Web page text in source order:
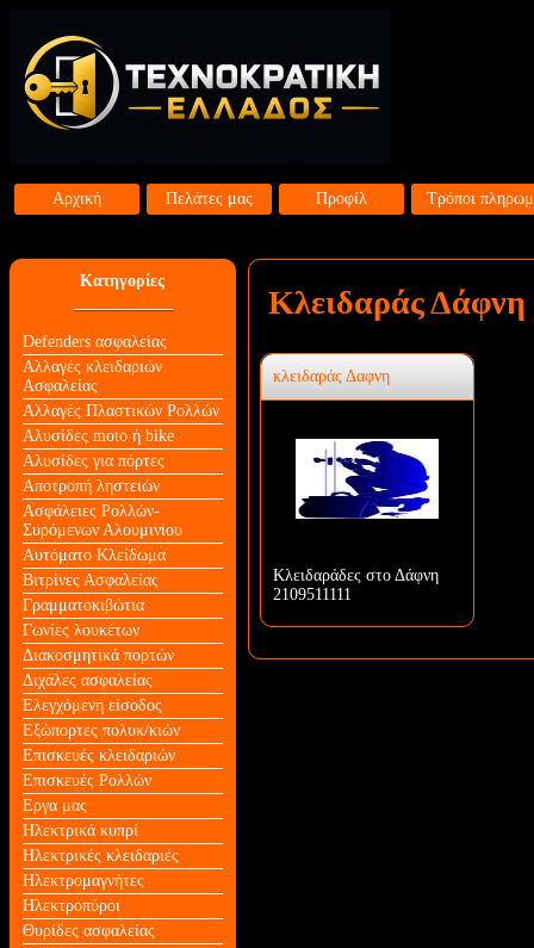
Αρχική Πελάτες μας Προφίλ Τρόποι
Κατηγορίες
Defenders ασφαλείας
Αλλαγές κλειδαριών
Aσφαλείας
Αλλαγές Πλαστικών Ρολλών
Αλυσίδες moto ή bike
Αλυσίδες για πόρτες
Αποτροπή ληστειών
Ασφάλειες Ρολλών-
Συρόμενων Αλουμινίου
Αυτόματο Κλείδωμα
Βιτρίνες Ασφαλείας
Γραμματοκιβώτια
Γωνίες λουκέτων
Διακοσμητικά πορτών
Διχάλες ασφαλείας
Ελεγχόμενη είσοδος
Εξώπορτες πολυκ/κιών
Επισκευές κλειδαριών
Επισκευές Ρολλών
Εργα μας
Ηλεκτρικά κυπρί
Ηλεκτρικές κλειδαριές
Ηλεκτρομαγνήτες
Ηλεκτροπύροι
Θυρίδες ασφαλείας
Κλειδαράς Δάφνη
κλειδαράς Δαφνη
Κλειδαράδες στο Δάφνη
2109511111